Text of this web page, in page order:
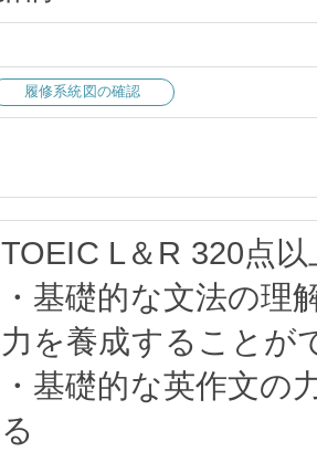
履修系統図の確認
TOEIC L＆R 320点以
・基礎的な文法の理
力を養成することが
・基礎的な英作文の
る